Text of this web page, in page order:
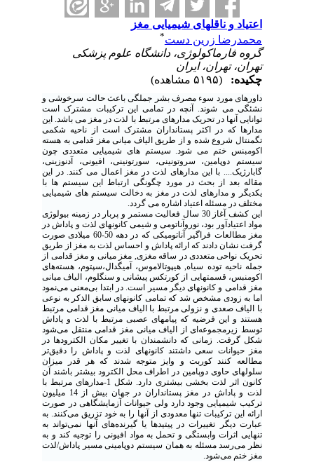
اعتیاد و ناقلهای شیمیایی مغز
محمدرضا زرین دست*
گروه فارماکولوژی، دانشگاه علوم پزشکی
تهران، تهران، ایران
چکیده:
داورهای مورد سوء مصرف بشر جملگی باعث حالت سرخوشی و
نشئگی می شوند. آنچه در تمامی این ترکیبات مشترک است
توانایی آنها در تحریک مدارهای مرتبط با لذت در مغز می باشد. این
مدارها که در اکثر پستانداران مشترک است از ناحیه شکمی
تگمنتال شروع شده و از طریق الیاف میانی مغز قدامی به هسته
اکومبنس ختم می شود. سیستم های شیمیایی متعددی چون
سیستم دوپامین، سروتونینی، سورتونینی، افیونی، آدنوزینی،
گابارژیک.... با این مدارهای لذت در مغز اعمال می کنند. در این
مقاله بعد از بحث در مورد چگونگی ارتباط این سیستم ها با
یکدیگر و مدارهای لذت در مغز به دخالت سیستم های شیمیایی
مختلف در مسئله اعتیاد اشاره می گردد.
این کشف آغاز 30 سال فعالیت مستمر و پربار در زمینه‌ بیولوژی
مواد اعتیادآور بود، نوروآناتومی و شیمی کانونهای لذت و پاداش در
مغز مطالعات فراگیر آناتومیکی که در دهه 50-60 میلادی صورت
گرفت نشان دادند که ارائه پاداش و احساس لذت به مغز از طریق
تحریک نواحی متعددی‌ در ساقه مغزی, مغز میانی و مغز قدامی از
جمله‌ ناحیه توده سیاه‌, هیپوتالاموس، آمیگدال،سپتوم، هسته‌های
اکومنبس، قسمتهایی از کورتکس پیشانی و سنگلوم، الیاف میانی
مغز قدامی‌ و کانونهای دیگر مسیر است. در ابتدا بی‌معنی می‌نمود
اما به زودی مشخص‌ شد که تمامی کانونهای سابق الذکر به نوعی
با الیاف صعدی‌ و نزولی مرتبط با الیاف میانی مغز قدامی مرتبط
هستند و این فرضیه که پیامهای عصبی مرتبط با لذت و پاداش
توسط زیرمجموعه‌ای از الیاف میانی مغز قدامی منتقل می‌شود
شکل گرفت. زمانی که دانشمندان با تغییر مکان الکترودها در
مغز حیوانات سعی داشتند کانونهای لذت و پاداش را دقیق‌تر
مطالعه کنند کوربت و وایز متوجه‌ شدند که هر قدر میزان
سلولهای حاوی دوپامین در اطراف‌ محل الکترود بیشتر باشند آن
کانون اثر لذت بخشی بیشتری‌ دارد. شکل 1-مدارهای مرتبط با
لذت و پاداش در مغز پستانداران‌ در جهان بیش از 14 میلیون
ترکیب شیمیایی وجود دارد ولی حیوانات آزمایشگاهی در صورت
ارائه این ترکیبات تنها معدودی از آنها را به خود تزریق می‌کنند. به
عبارت دیگر تغییرات در پیتیدها یا گیرنده‌های آنها نمی‌تواند به
تنهایی‌ اثرات وابستگی و تحمل به مواد افیونی را توجیه کند و به
نظر می‌رسد مسئله به همان سیستم دوپامینی مسیر پاداش/لذت‌
مغز ختم می‌شود.